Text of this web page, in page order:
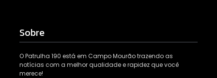
Sobre
O Patrulha 190 está em Campo Mourão trazendo as
notícias com a melhor qualidade e rapidez que você
merece!